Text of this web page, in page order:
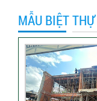
MẪU BIỆT